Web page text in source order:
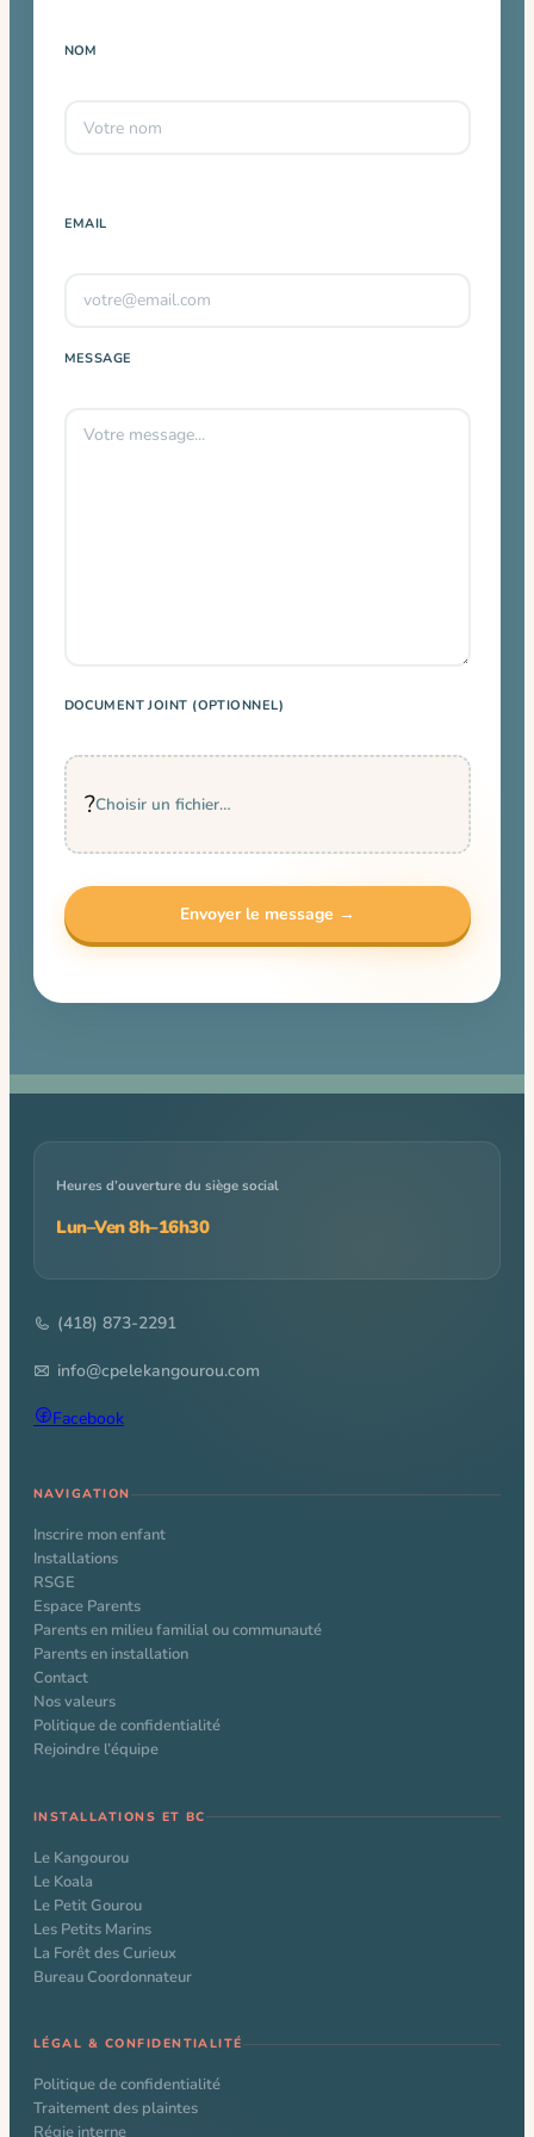
NOM
EMAIL
MESSAGE
DOCUMENT JOINT (OPTIONNEL)
?Choisir un fichier…
Heures d’ouverture du siège social
Lun–Ven 8h–16h30
(418) 873-2291
info@cpelekangourou.com
Facebook
NAVIGATION
Inscrire mon enfant
Installations
RSGE
Espace Parents
Parents en milieu familial ou communauté
Parents en installation
Contact
Nos valeurs
Politique de confidentialité
Rejoindre l’équipe
INSTALLATIONS ET BC
Le Kangourou
Le Koala
Le Petit Gourou
Les Petits Marins
La Forêt des Curieux
Bureau Coordonnateur
LÉGAL & CONFIDENTIALITÉ
Politique de confidentialité
Traitement des plaintes
Régie interne